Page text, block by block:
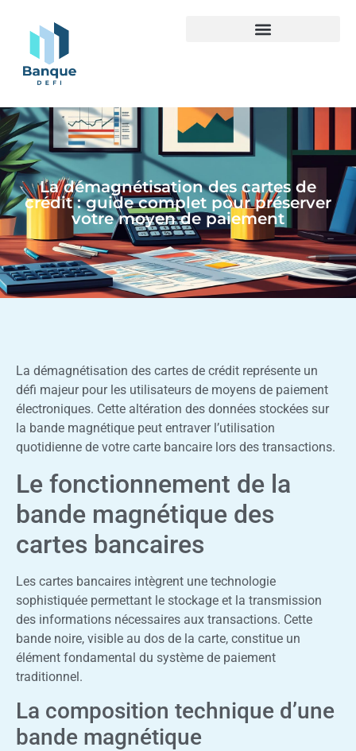
La démagnétisation des cartes de
crédit : guide complet pour préserver
votre moyen de paiement
La démagnétisation des cartes de crédit représente un
défi majeur pour les utilisateurs de moyens de paiement
électroniques. Cette altération des données stockées sur
la bande magnétique peut entraver l’utilisation
quotidienne de votre carte bancaire lors des transactions.
Le fonctionnement de la
bande magnétique des
cartes bancaires
Les cartes bancaires intègrent une technologie
sophistiquée permettant le stockage et la transmission
des informations nécessaires aux transactions. Cette
bande noire, visible au dos de la carte, constitue un
élément fondamental du système de paiement
traditionnel.
La composition technique d’une
bande magnétique